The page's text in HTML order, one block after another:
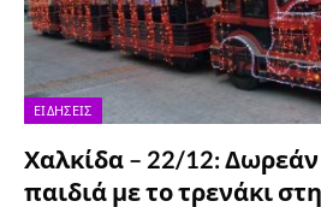
ΕΙΔΉΣΕΙΣ
Χαλκίδα – 22/12: Δωρεάν
παιδιά με το τρενάκι